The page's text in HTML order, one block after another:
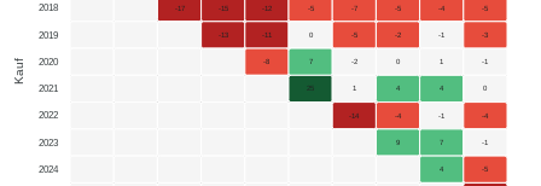
2018
2019
2020
2021
2022
2023
2024
Kauf
-17 -15 -12 -5 -7 -5 -4 -5
-13 -11 0 -5 -2 -1 -3
-8 7 -2 0 1 -1
25 1 4 4 0
-14 -4 -1 -4
9 7 -1
4 -5